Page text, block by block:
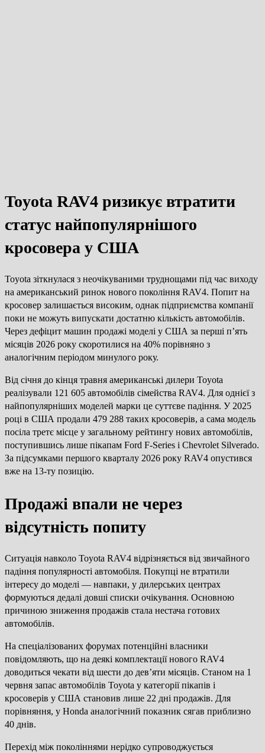
Toyota RAV4 ризикує втратити
статус найпопулярнішого
кросовера у США
Toyota зіткнулася з неочікуваними труднощами під час виходу
на американський ринок нового покоління RAV4. Попит на
кросовер залишається високим, однак підприємства компанії
поки не можуть випускати достатню кількість автомобілів.
Через дефіцит машин продажі моделі у США за перші п’ять
місяців 2026 року скоротилися на 40% порівняно з
аналогічним періодом минулого року.
Від січня до кінця травня американські дилери Toyota
реалізували 121 605 автомобілів сімейства RAV4. Для однієї з
найпопулярніших моделей марки це суттєве падіння. У 2025
році в США продали 479 288 таких кросоверів, а сама модель
посіла третє місце у загальному рейтингу нових автомобілів,
поступившись лише пікапам Ford F-Series і Chevrolet Silverado.
За підсумками першого кварталу 2026 року RAV4 опустився
вже на 13-ту позицію.
Продажі впали не через
відсутність попиту
Ситуація навколо Toyota RAV4 відрізняється від звичайного
падіння популярності автомобіля. Покупці не втратили
інтересу до моделі — навпаки, у дилерських центрах
формуються дедалі довші списки очікування. Основною
причиною зниження продажів стала нестача готових
автомобілів.
На спеціалізованих форумах потенційні власники
повідомляють, що на деякі комплектації нового RAV4
доводиться чекати від шести до дев’яти місяців. Станом на 1
червня запас автомобілів Toyota у категорії пікапів і
кросоверів у США становив лише 22 дні продажів. Для
порівняння, у Honda аналогічний показник сягав приблизно
40 днів.
Перехід між поколіннями нерідко супроводжується